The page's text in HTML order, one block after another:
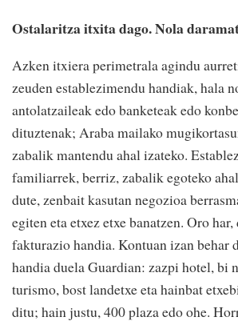
Ostalaritza itxita dago. Nola
Azken itxiera perimetrala agindu
zeuden establezimendu handiak, hala
antolatzaileak edo banketeak edo
dituztenak; Araba mailako
zabalik mantendu ahal izateko.
familiarrek, berriz, zabalik egoteko
dute, zenbait kasutan negozioa
egiten eta etxez etxe banatzen. Oro
fakturazio handia. Kontuan izan behar
handia duela Guardian: zazpi hotel, bi
turismo, bost landetxe eta hainbat
ditu; hain justu, 400 plaza edo ohe.